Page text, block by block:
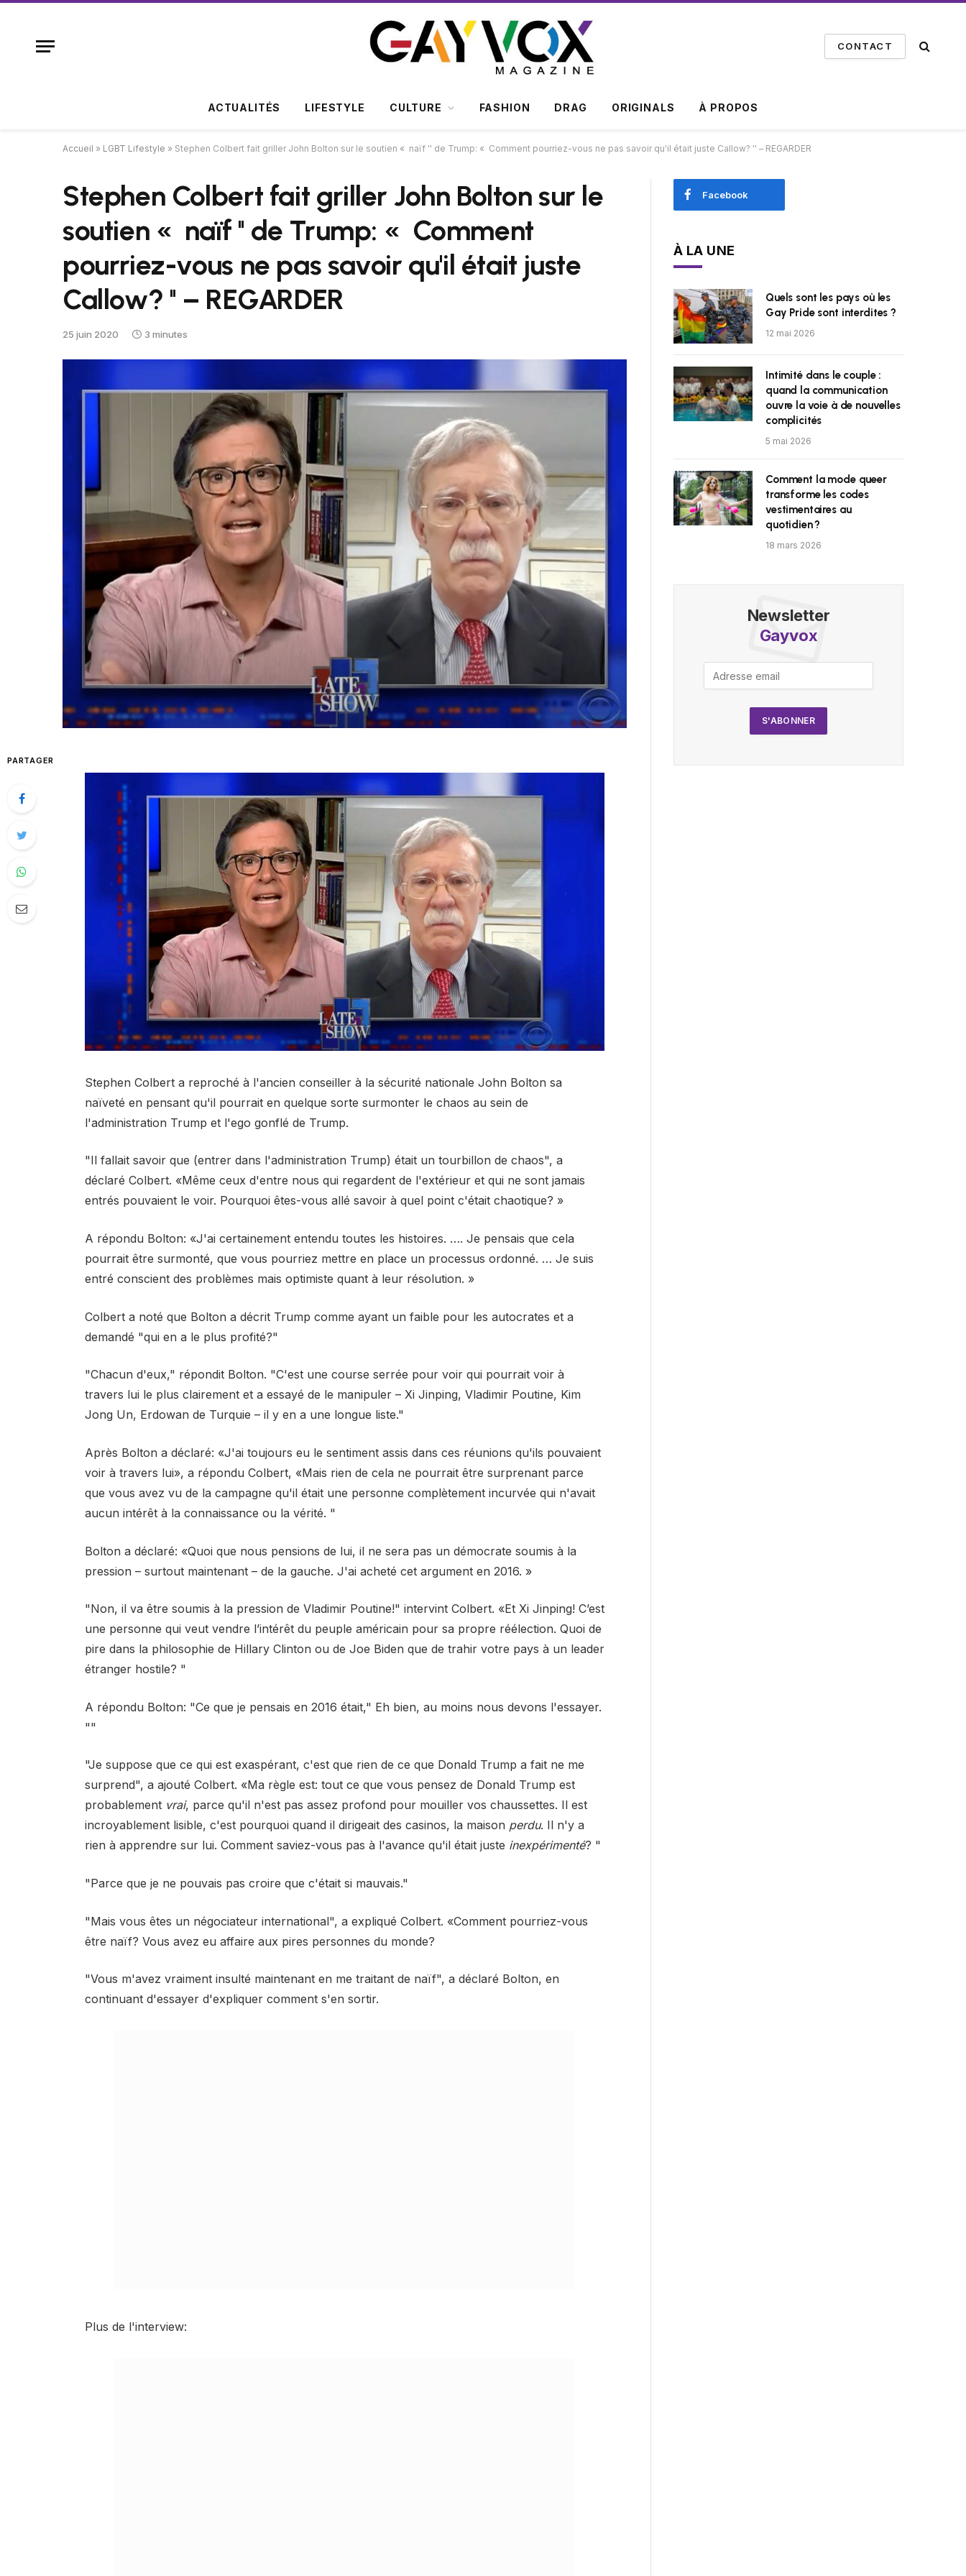
CONTACT
ACTUALITÉS LIFESTYLE CULTURE FASHION DRAG ORIGINALS À PROPOS
Accueil » LGBT Lifestyle » Stephen Colbert fait griller John Bolton sur le soutien « naïf '' de Trump: « Comment pourriez-vous ne pas savoir qu'il était juste Callow? '' – REGARDER
Stephen Colbert fait griller John Bolton sur le
soutien « naïf '' de Trump: « Comment
pourriez-vous ne pas savoir qu'il était juste
Callow? '' – REGARDER
25 juin 2020 3 minutes
PARTAGER
Stephen Colbert a reproché à l'ancien conseiller à la sécurité nationale John Bolton sa
naïveté en pensant qu'il pourrait en quelque sorte surmonter le chaos au sein de
l'administration Trump et l'ego gonflé de Trump.
"Il fallait savoir que (entrer dans l'administration Trump) était un tourbillon de chaos", a
déclaré Colbert. «Même ceux d'entre nous qui regardent de l'extérieur et qui ne sont jamais
entrés pouvaient le voir. Pourquoi êtes-vous allé savoir à quel point c'était chaotique? »
A répondu Bolton: «J'ai certainement entendu toutes les histoires. …. Je pensais que cela
pourrait être surmonté, que vous pourriez mettre en place un processus ordonné. … Je suis
entré conscient des problèmes mais optimiste quant à leur résolution. »
Colbert a noté que Bolton a décrit Trump comme ayant un faible pour les autocrates et a
demandé "qui en a le plus profité?"
"Chacun d'eux," répondit Bolton. "C'est une course serrée pour voir qui pourrait voir à
travers lui le plus clairement et a essayé de le manipuler – Xi Jinping, Vladimir Poutine, Kim
Jong Un, Erdowan de Turquie – il y en a une longue liste."
Après Bolton a déclaré: «J'ai toujours eu le sentiment assis dans ces réunions qu'ils pouvaient
voir à travers lui», a répondu Colbert, «Mais rien de cela ne pourrait être surprenant parce
que vous avez vu de la campagne qu'il était une personne complètement incurvée qui n'avait
aucun intérêt à la connaissance ou la vérité. "
Bolton a déclaré: «Quoi que nous pensions de lui, il ne sera pas un démocrate soumis à la
pression – surtout maintenant – de la gauche. J'ai acheté cet argument en 2016. »
"Non, il va être soumis à la pression de Vladimir Poutine!" intervint Colbert. «Et Xi Jinping! C’est
une personne qui veut vendre l’intérêt du peuple américain pour sa propre réélection. Quoi de
pire dans la philosophie de Hillary Clinton ou de Joe Biden que de trahir votre pays à un leader
étranger hostile? "
A répondu Bolton: "Ce que je pensais en 2016 était," Eh bien, au moins nous devons l'essayer.
""
"Je suppose que ce qui est exaspérant, c'est que rien de ce que Donald Trump a fait ne me
surprend", a ajouté Colbert. «Ma règle est: tout ce que vous pensez de Donald Trump est
probablement vrai, parce qu'il n'est pas assez profond pour mouiller vos chaussettes. Il est
incroyablement lisible, c'est pourquoi quand il dirigeait des casinos, la maison perdu. Il n'y a
rien à apprendre sur lui. Comment saviez-vous pas à l'avance qu'il était juste inexpérimenté? "
"Parce que je ne pouvais pas croire que c'était si mauvais."
"Mais vous êtes un négociateur international", a expliqué Colbert. «Comment pourriez-vous
être naïf? Vous avez eu affaire aux pires personnes du monde?
"Vous m'avez vraiment insulté maintenant en me traitant de naïf", a déclaré Bolton, en
continuant d'essayer d'expliquer comment s'en sortir.
Plus de l'interview:
Facebook
À LA UNE
Quels sont les pays où les
Gay Pride sont interdites ?
12 mai 2026
Intimité dans le couple :
quand la communication
ouvre la voie à de nouvelles
complicités
5 mai 2026
Comment la mode queer
transforme les codes
vestimentaires au
quotidien ?
18 mars 2026
Newsletter
Gayvox